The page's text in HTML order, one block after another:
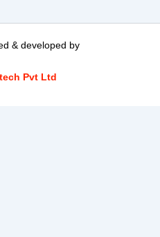
& developed by
Pvt Ltd